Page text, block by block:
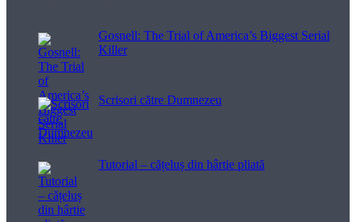
Gosnell: The Trial of America’s Biggest Serial
Killer
Scrisori către Dumnezeu
Tutorial – cățeluș din hârtie pliată